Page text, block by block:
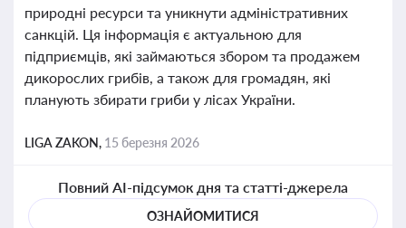
природні ресурси та уникнути адміністративних
санкцій. Ця інформація є актуальною для
підприємців, які займаються збором та продажем
дикорослих грибів, а також для громадян, які
планують збирати гриби у лісах України.
LIGA ZAKON, 15 березня 2026
Повний AI-підсумок дня та статті-джерела
ОЗНАЙОМИТИСЯ